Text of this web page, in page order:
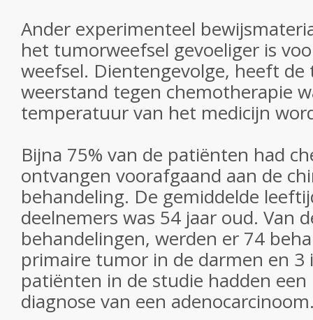
Ander experimenteel
het tumorweefsel gevoeliger is
weefsel. Dientengevolge, heeft
weerstand tegen chemotherapie
temperatuur van het medicijn
Bijna 75% van de patiënten had
ontvangen voorafgaand aan de
behandeling. De gemiddelde
deelnemers was 54 jaar oud. Van
behandelingen, werden er 74
primaire tumor in de darmen en 3
patiënten in de studie hadden
diagnose van een